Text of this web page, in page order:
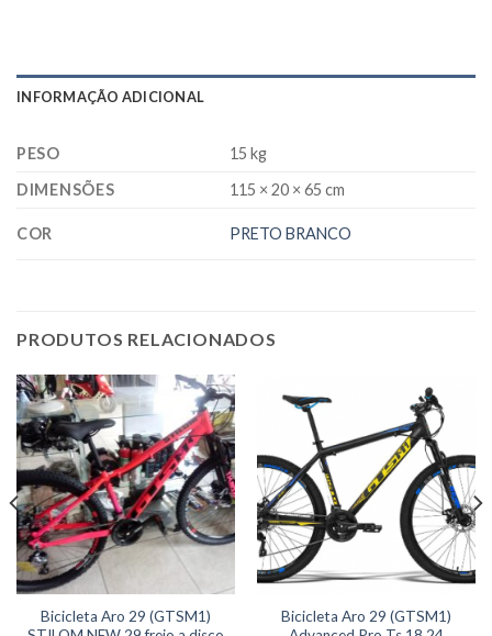
INFORMAÇÃO ADICIONAL
PESO
15 kg
DIMENSÕES
115 × 20 × 65 cm
COR PRETO BRANCO
PRODUTOS RELACIONADOS
Bicicleta Aro 29 (GTSM1)
Bicicleta Aro 29 (GTSM1)